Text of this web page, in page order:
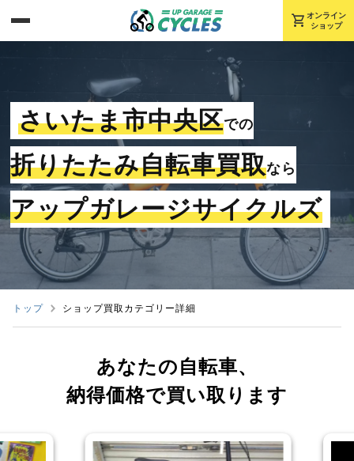
shopping_cart オンライン
ショップ
さいたま市中央区での
折りたたみ自転車買取なら
アップガレージサイクルズ
トップ ショップ買取カテゴリー詳細
あなたの自転車、
納得価格で買い取ります